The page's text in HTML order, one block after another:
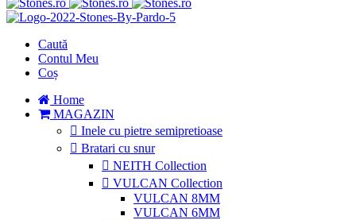
Stones.ro
Brățări din pietre semiprețioase | Stones.ro
Caută
Contul Meu
Coș
Home
MAGAZIN
Inele cu pietre semipretioase
Bratari cu snur
NEITH Collection
VULCAN Collection
VULCAN 8MM
VULCAN 6MM